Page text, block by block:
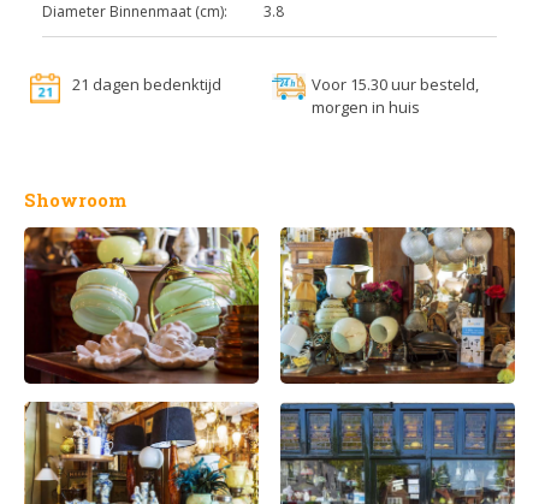
Diameter Binnenmaat (cm):
3.8
21 dagen bedenktijd
Voor 15.30 uur besteld,
morgen in huis
Showroom